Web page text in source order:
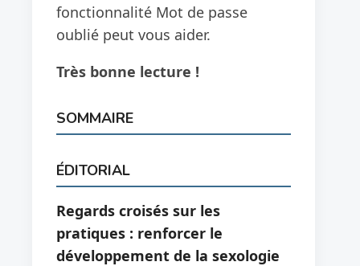
fonctionnalité Mot de passe
oublié peut vous aider.
Très bonne lecture !
SOMMAIRE
ÉDITORIAL
Regards croisés sur les
pratiques : renforcer le
développement de la sexologie